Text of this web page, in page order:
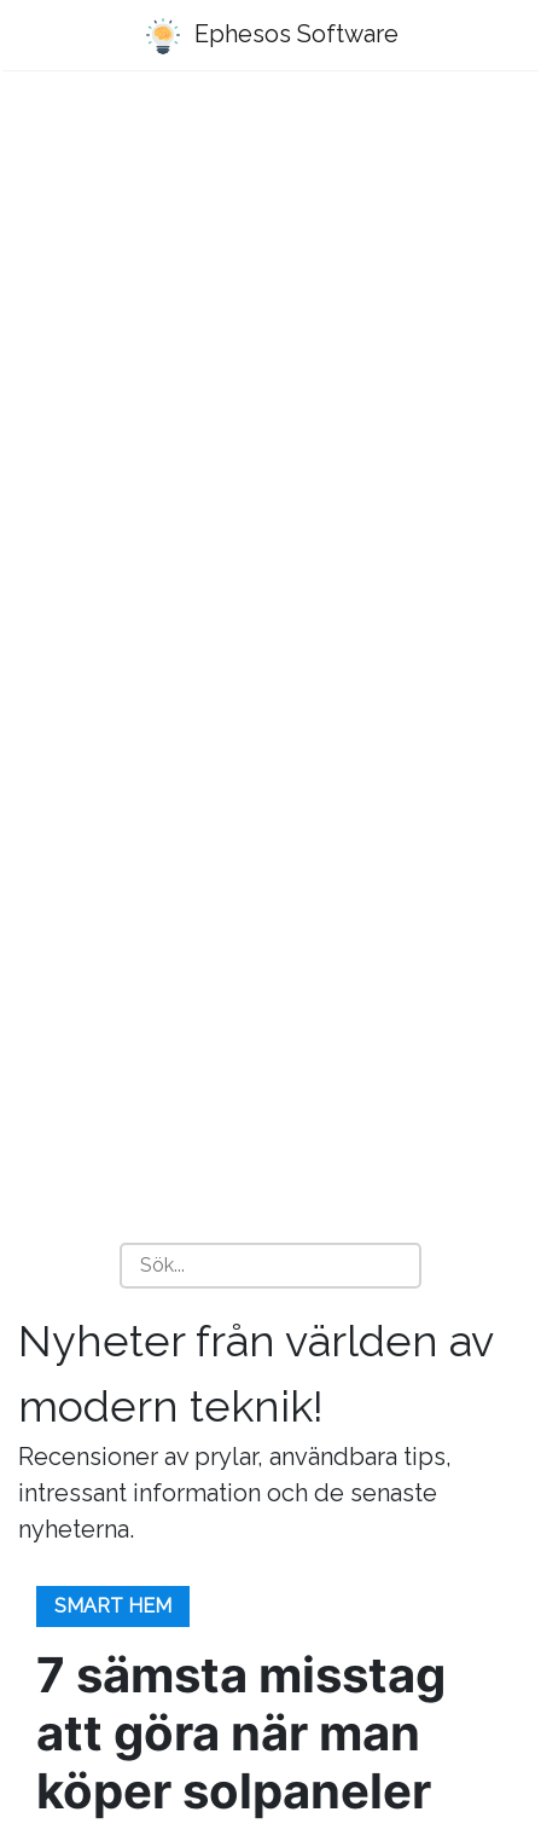
Ephesos Software
Nyheter från världen av
modern teknik!
Recensioner av prylar, användbara tips,
intressant information och de senaste
nyheterna.
SMART HEM
7 sämsta misstag
att göra när man
köper solpaneler